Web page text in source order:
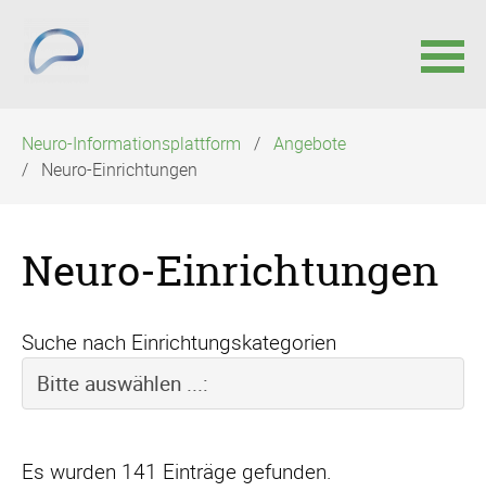
überspringen
Neuro-Informationsplattform
Angebote
Neuro-Einrichtungen
Neuro-Einrichtungen
Suche nach Einrichtungskategorien
Es wurden 141 Einträge gefunden.